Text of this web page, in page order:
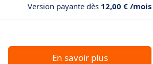
Version payante dès 12,00 € /mois
En savoir plus